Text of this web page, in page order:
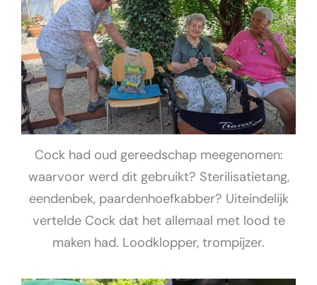
Cock had oud gereedschap meegenomen:
waarvoor werd dit gebruikt? Sterilisatietang,
eendenbek, paardenhoefkabber? Uiteindelijk
vertelde Cock dat het allemaal met lood te
maken had. Loodklopper, trompijzer.